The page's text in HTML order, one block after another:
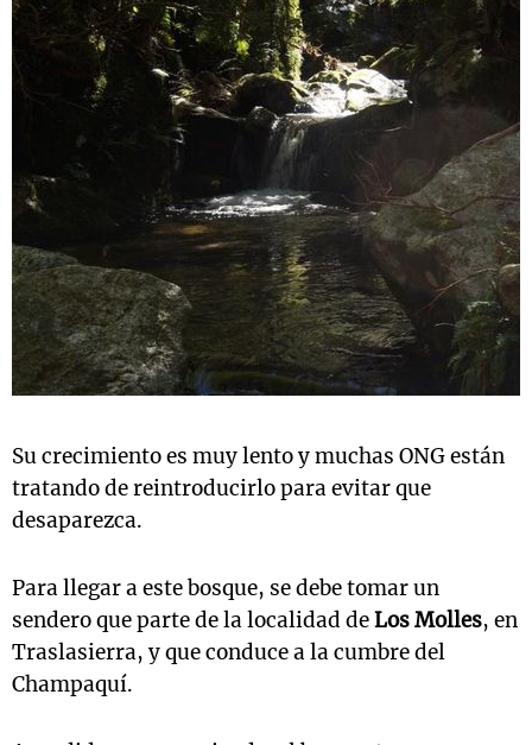
Su crecimiento es muy lento y muchas ONG están
tratando de reintroducirlo para evitar que
desaparezca.
Para llegar a este bosque, se debe tomar un
sendero que parte de la localidad deLos Molles, en
Traslasierra, y que conduce a la cumbre del
Champaquí.